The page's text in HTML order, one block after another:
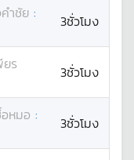
ำชัย :
3ชั่วโมง
ยร
3ชั่วโมง
อหมอ :
3ชั่วโมง